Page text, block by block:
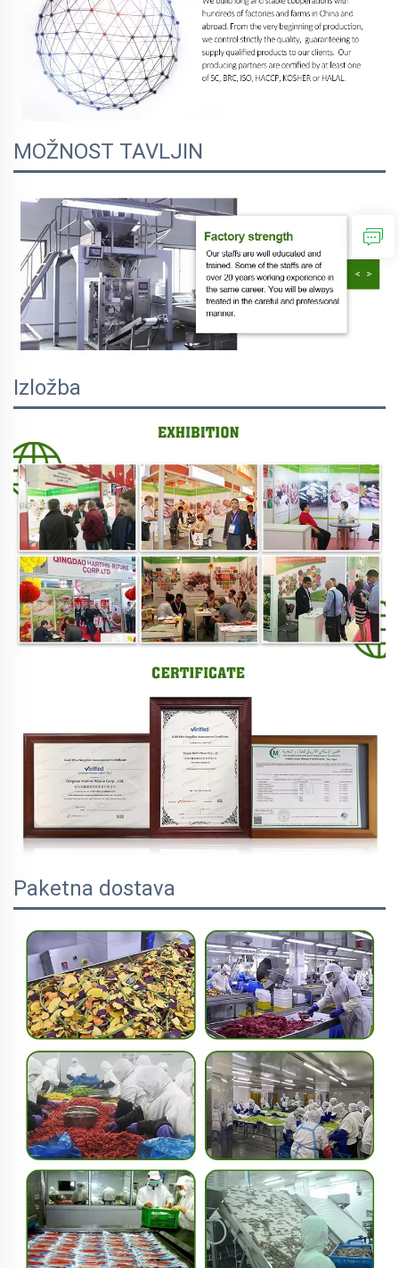
MOŽNOST TAVLJIN
Izložba
Paketna dostava